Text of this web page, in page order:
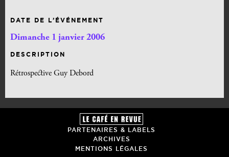
DATE DE L’ÉVÉNEMENT
Dimanche 1 janvier 2006
DESCRIPTION
Rétrospective Guy Debord
PARTENAIRES & LABELS
ARCHIVES
MENTIONS LÉGALES